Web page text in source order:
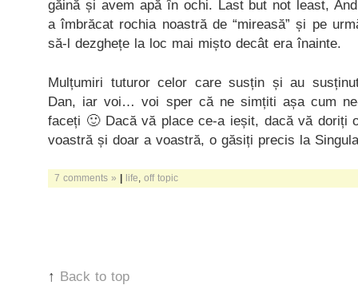
găină și avem apă în ochi. Last but not least,
a îmbrăcat rochia noastră de “mireasă” și pe
să-l dezghețe la loc mai mișto decât era înainte.
Mulțumiri tuturor celor care susțin și au
Dan, iar voi… voi sper că ne simțiti așa cum
faceți 🙂 Dacă vă place ce-a ieșit, dacă vă doriți
voastră și doar a voastră, o găsiți precis la
7 comments » | life off topic
↑ Back to top